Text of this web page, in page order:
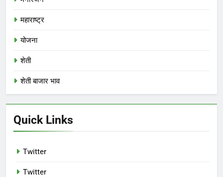
महाराष्ट्र
योजना
शेती
शेती बाजार भाव
Quick Links
Twitter
Twitter